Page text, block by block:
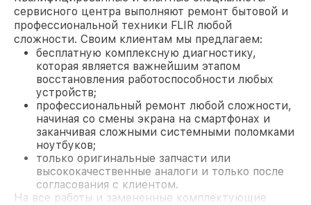
сервисного центра выполняют ремонт бытовой и
профессиональной техники FLIR любой
сложности. Своим клиентам мы предлагаем:
бесплатную комплексную диагностику,
которая является важнейшим этапом
восстановления работоспособности любых
устройств;
профессиональный ремонт любой сложности,
начиная со смены экрана на смартфонах и
заканчивая сложными системными поломками
ноутбуков;
только оригинальные запчасти или
высококачественные аналоги и только после
согласования с клиентом.
На все работы и замененные комплектующие